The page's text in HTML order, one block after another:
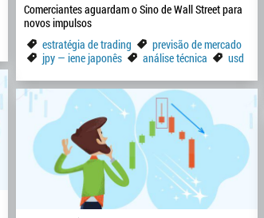
Comerciantes aguardam o Sino de Wall Street para
novos impulsos
estratégia de trading
previsão de mercado
jpy — iene japonês
análise técnica usd